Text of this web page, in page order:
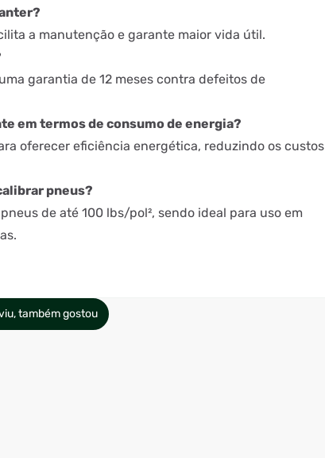
a manutenção e garante maior vida útil.
garantia de 12 meses contra defeitos de
em termos de consumo de energia?
oferecer eficiência energética, reduzindo os custos
pneus?
de até 100 lbs/pol², sendo ideal para uso em
também gostou